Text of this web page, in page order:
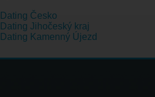
Dating Česko
Dating Jihočeský kraj
Dating Kamenný Újezd